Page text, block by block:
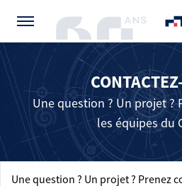
Une question ? Un projet ?
les équipes du
Une question ? Un projet ? Prenez